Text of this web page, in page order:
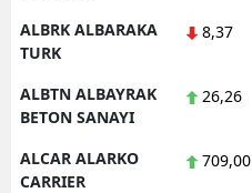
ALBRK ALBARAKA
TURK
8,37
ALBTN ALBAYRAK
BETON SANAYI
26,26
ALCAR ALARKO
CARRIER
709,00